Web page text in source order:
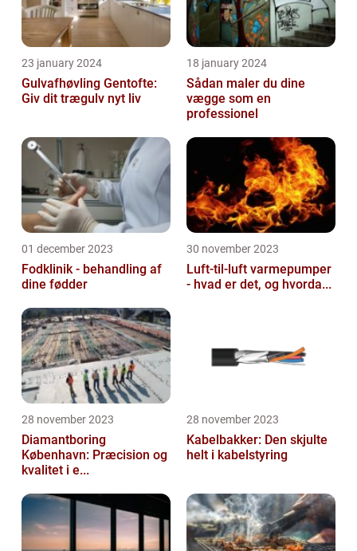
23 january 2024
Gulvafhøvling Gentofte:
Giv dit trægulv nyt liv
18 january 2024
Sådan maler du dine
vægge som en
professionel
01 december 2023
Fodklinik - behandling af
dine fødder
30 november 2023
Luft-til-luft varmepumper
- hvad er det, og hvorda...
28 november 2023
Diamantboring
København: Præcision og
kvalitet i e...
28 november 2023
Kabelbakker: Den skjulte
helt i kabelstyring